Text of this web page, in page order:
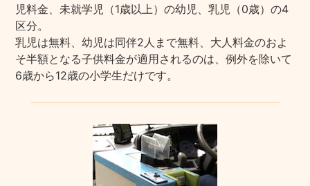
児料金、未就学児（1歳以上）の幼児、乳児（0歳）の4
区分。
乳児は無料、幼児は同伴2人まで無料、大人料金のおよ
そ半額となる子供料金が適用されるのは、例外を除いて
6歳から12歳の小学生だけです。